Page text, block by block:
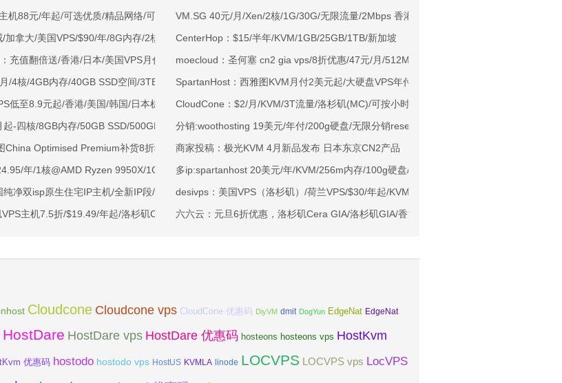
机88元/年起/可选优质/精品网络/可选100M不限流量/免费CNIX/支持主流AI访问
加拿大/美国VPS/$90/年/8G内存/2核/80gNVMe/4T流量
充值翻倍送/香港/日本/美国VPS月付9.5折年付8折起/新用户下单送30元
/4核/4GB内存/40GB SSD空间/3TB流量/750Mbps-1Gbps端口/KVM/深港IX/双端独立IP/香港原生IP
低至8.9元起/香港/美国/韩国/日本机房/可选CN2 GIA/AS9929/CMIN2/软银等线路
起-四核/8GB内存/50GB SSD/500GB@40Mbps/香港标准区/国内优化网络
China Optimised Premium补货8折$19.2/月起-四核AMD Ryzen7950x/4GB/100GB NVMe/5TB@10Gbps/免费DDoS防御
年/1核@AMD Ryzen 9950X/1GB内存/20GB NVMe空间/6TB流量/10Gbps端口/KVM/洛杉矶
纯净双isp原生住宅IP主机/全新IP段/全新宿主机/9折月付61元起
主机7.5折/$19.49/年起/洛杉矶CN2 GIA/日本/保加利亚VPS九折
VM.SG 40元/月/Xen/2核/1G/30G/无限流量/2Mbps 香港CN2
CenterHop：$15/半年/KVM/1GB/25GB/1TB/新加坡
moecloud：圣何塞 cn2 gia vps/8折优惠/47元/月/512M内存/1核/10gSSD/450g流量
SpartanHost：西雅图KVM月付2美元起/大硬盘VPS年付20美元起/含DDoS保护
CloudCone：$2/月/KVM/3T流量/洛杉矶(MC)/可按小时计费
分销:woothosting 19美元/年付/200g硬盘/无限分销reseller主机
商家投稿：极光KVM 4月新品发布 日本东京CN2产品
多ip:spartanhost 20美元/年/KVM/256m内存/100g硬盘/5IP/500g流量
desivps：美国VPS（洛杉矶）/荷兰VPS/$30/年起/KVM虚拟/2g内存/1核/20gSSD/2.5T流
六六云：元旦6折优惠，洛杉矶Cera GIA/洛杉矶GIA/香港CMI/香港NTT等KVM VPS
Cloudcone Cloudcone vps CloudCone 优惠码 DiyVM dmit DogYun EdgeNat EdgeNat
HostDare HostDare vps HostDare 优惠码 hosteons hosteons vps HostKvm
优惠码 hostodo hostodo vps HostUS KVMLA linode LOCVPS LOCVPS vps LocVPS